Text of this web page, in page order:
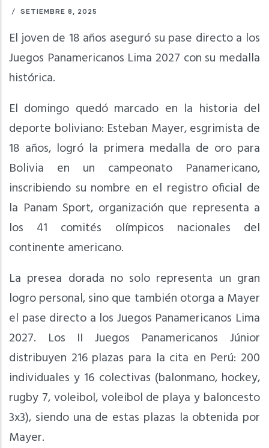
/ SETIEMBRE 8, 2025
El joven de 18 años aseguró su pase directo a los
Juegos Panamericanos Lima 2027 con su medalla
histórica.
El domingo quedó marcado en la historia del
deporte boliviano: Esteban Mayer, esgrimista de
18 años, logró la primera medalla de oro para
Bolivia en un campeonato Panamericano,
inscribiendo su nombre en el registro oficial de
la Panam Sport, organización que representa a
los 41 comités olímpicos nacionales del
continente americano.
La presea dorada no solo representa un gran
logro personal, sino que también otorga a Mayer
el pase directo a los Juegos Panamericanos Lima
2027. Los II Juegos Panamericanos Júnior
distribuyen 216 plazas para la cita en Perú: 200
individuales y 16 colectivas (balonmano, hockey,
rugby 7, voleibol, voleibol de playa y baloncesto
3x3), siendo una de estas plazas la obtenida por
Mayer.